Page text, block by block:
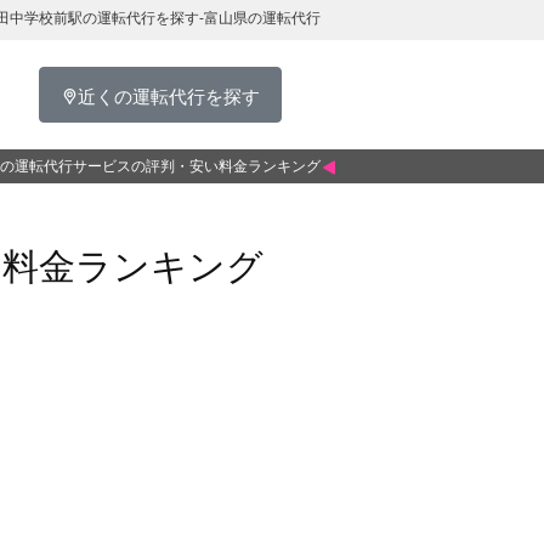
学校前駅の運転代行を探す-富山県の運転代行
近くの運転代行を探す
運転代行サービスの評判・安い料金ランキング
金ランキング